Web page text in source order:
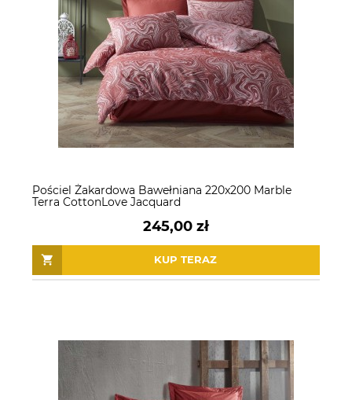
Pościel Żakardowa Bawełniana 220x200 Marble
Terra CottonLove Jacquard
245,00 zł
KUP TERAZ